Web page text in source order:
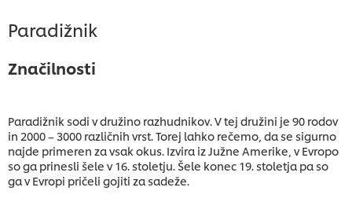
Paradižnik
Značilnosti
Paradižnik sodi v družino razhudnikov. V tej družini je 90 rodov
in 2000 – 3000 različnih vrst. Torej lahko rečemo, da se sigurno
najde primeren za vsak okus. Izvira iz Južne Amerike, v Evropo
so ga prinesli šele v 16. stoletju. Šele konec 19. stoletja pa so
ga v Evropi pričeli gojiti za sadeže.